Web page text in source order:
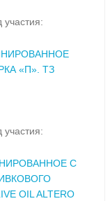
участия:
«П». ТЗ
участия:
С
OIL ALTERO